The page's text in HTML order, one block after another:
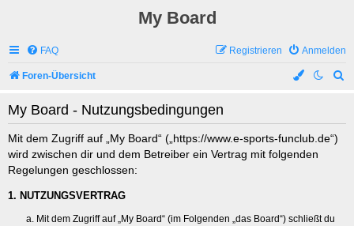
My Board
FAQ Anmelden
Registrieren
Foren-Übersicht
My Board - Nutzungsbedingungen
Mit dem Zugriff auf „My Board“ („https://www.e-sports-funclub.de“)
wird zwischen dir und dem Betreiber ein Vertrag mit folgenden
Regelungen geschlossen:
1. NUTZUNGSVERTRAG
Mit dem Zugriff auf „My Board“ (im Folgenden „das Board“) schließt du